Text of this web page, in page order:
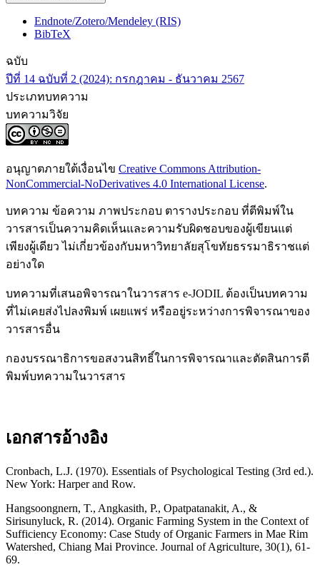
Endnote/Zotero/Mendeley (RIS)
BibTeX
ฉบับ
ปีที่ 14 ฉบับที่ 2 (2024): กรกฎาคม - ธันวาคม 2567
ประเภทบทความ
บทความวิจัย
อนุญาตภายใต้เงื่อนไข Creative Commons Attribution-
NonCommercial-NoDerivatives 4.0 International License.
บทความ ข้อความ ภาพประกอบ ตารางประกอบ ที่ตีพิมพ์ใน
วารสารเป็นความคิดเห็นและความรับผิดชอบของผู้เขียนแต่
เพียงผู้เดียว ไม่เกี่ยวข้องกับมหาวิทยาลัยสุโขทัยธรรมาธิราชแต่
อย่างใด
บทความที่เสนอพิจารณาในวารสาร e-JODIL ต้องเป็นบทความ
ที่ไม่เคยส่งไปลงพิมพ์ เผยแพร่ หรืออยู่ระหว่างการพิจารณาของ
วารสารอื่น
กองบรรณาธิการขอสงวนสิทธิ์ในการพิจารณาและตัดสินการตี
พิมพ์บทความในวารสาร
เอกสารอ้างอิง
Cronbach, L.J. (1970). Essentials of Psychological Testing (3rd ed.).
New York: Harper and Row.
Hangsoongnern, T., Angkasith, P., Opatpatanakit, A., &
Sirisunyluck, R. (2014). Organic Farming System in the Context of
Sufficiency Economy: Case Study of Organic Farmers in Mae Rim
Watershed, Chiang Mai Province. Journal of Agriculture, 30(1), 61-
69.